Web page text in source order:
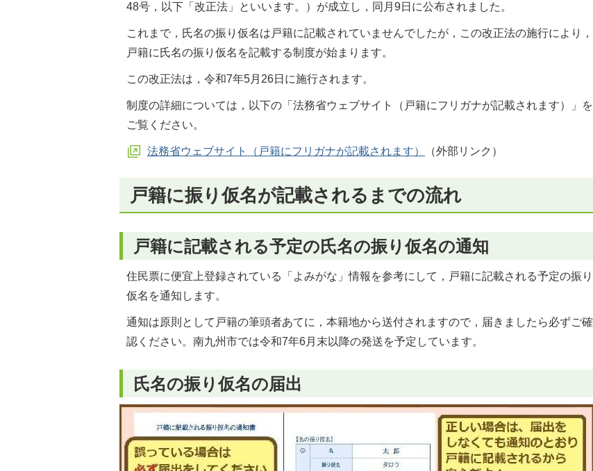
48号，以下「改正法」といいます。）が成立し，同月9日に公布されました。
これまで，氏名の振り仮名は戸籍に記載されていませんでしたが，この改正法の施行により，
戸籍に氏名の振り仮名を記載する制度が始まります。
この改正法は，令和7年5月26日に施行されます。
制度の詳細については，以下の「法務省ウェブサイト（戸籍にフリガナが記載されます）」を
ご覧ください。
法務省ウェブサイト（戸籍にフリガナが記載されます） （外部リンク）
戸籍に振り仮名が記載されるまでの流れ
戸籍に記載される予定の氏名の振り仮名の通知
住民票に便宜上登録されている「よみがな」情報を参考にして，戸籍に記載される予定の振り
仮名を通知します。
通知は原則として戸籍の筆頭者あてに，本籍地から送付されますので，届きましたら必ずご確
認ください。南九州市では令和7年6月末以降の発送を予定しています。
氏名の振り仮名の届出